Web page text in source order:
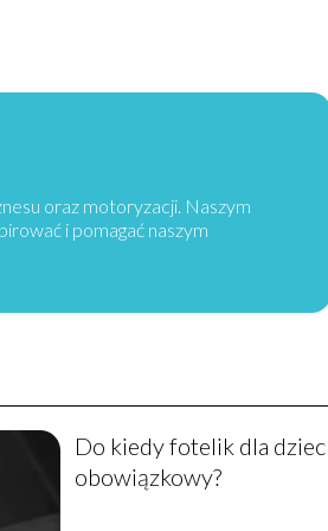
oraz motoryzacji. Naszym
i pomagać naszym
Do kiedy fotelik dla
obowiązkowy?